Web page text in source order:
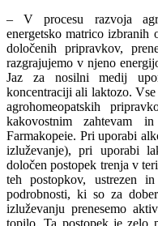
– V procesu razvoja
energetsko matrico izbranih
določenih pripravkov,
razgrajujemo v njeno
Jaz za nosilni medij
koncentraciji ali laktozo.
agrohomeopatskih
kakovostnim zahtevam
Farmakopeie. Pri uporabi
izluževanje), pri uporabi
določen postopek trenja v
teh postopkov, ustrezen
podrobnosti, ki so za
izluževanju prenesemo